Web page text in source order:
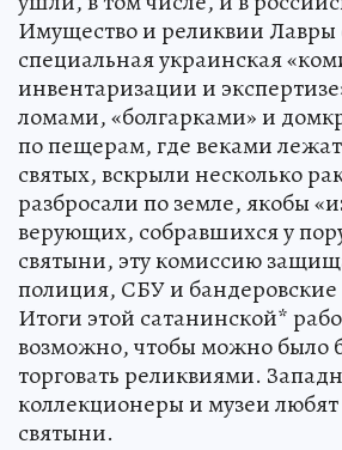
Имущество и реликвии Лавры
специальная украинская
инвентаризации и
ломами, «болгарками» и
по пещерам, где веками
святых, вскрыли несколько
разбросали по земле, якобы
верующих, собравшихся у
святыни, эту комиссию
полиция, СБУ и бандеровские
Итоги этой сатанинской*
возможно, чтобы можно было
торговать реликвиями.
коллекционеры и музеи
святыни.